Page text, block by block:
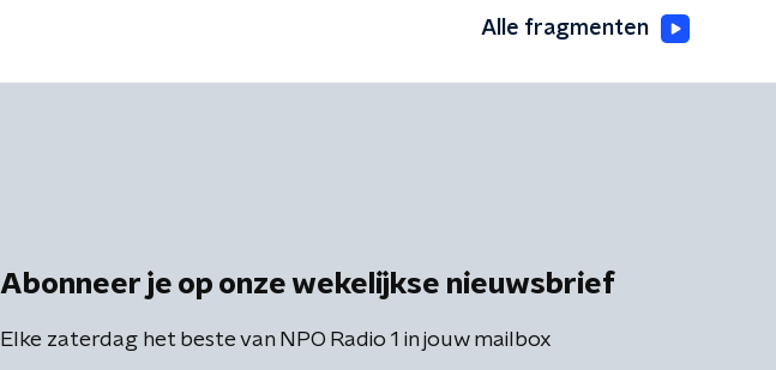
Alle fragmenten
Abonneer je op onze wekelijkse nieuwsbrief
Elke zaterdag het beste van NPO Radio 1 in jouw mailbox